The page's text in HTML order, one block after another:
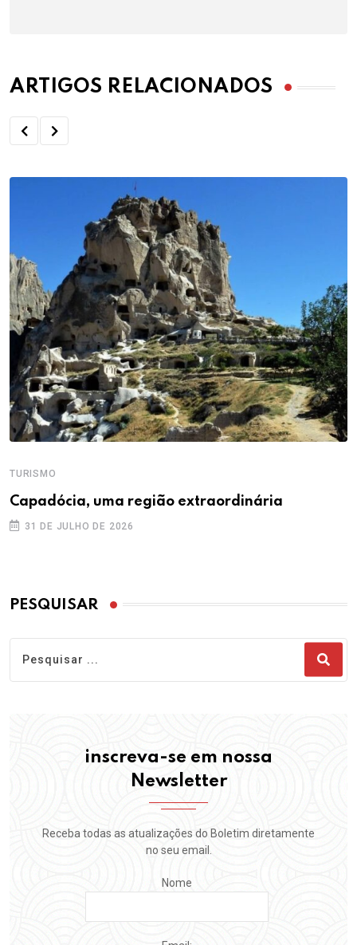
ARTIGOS RELACIONADOS
TURISMO
Capadócia, uma região extraordinária
31 DE JULHO DE 2026
PESQUISAR
inscreva-se em nossa
Newsletter
Receba todas as atualizações do Boletim diretamente
no seu email.
Nome